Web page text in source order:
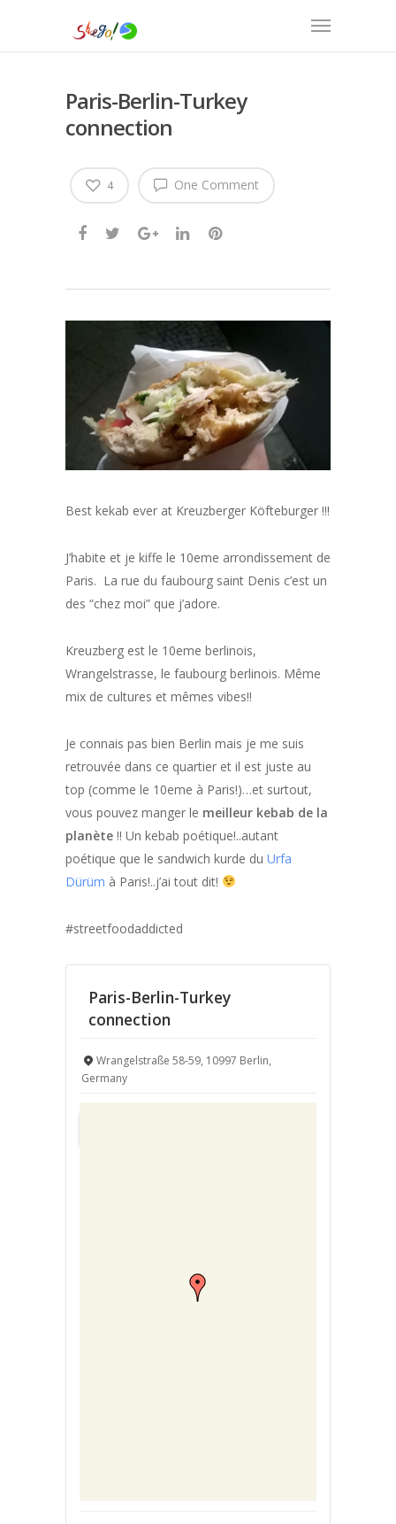
Paris-Berlin-Turkey
connection
One Comment
4
Best kekab ever at Kreuzberger Köfteburger !!!
J’habite et je kiffe le 10eme arrondissement de
Paris. La rue du faubourg saint Denis c’est un
des “chez moi” que j’adore.
Kreuzberg est le 10eme berlinois,
Wrangelstrasse, le faubourg berlinois. Même
mix de cultures et mêmes vibes!!
Je connais pas bien Berlin mais je me suis
retrouvée dans ce quartier et il est juste au
top (comme le 10eme à Paris!)…et surtout,
vous pouvez manger le meilleur kebab de la
planète !! Un kebab poétique!..autant
poétique que le sandwich kurde du Urfa
Dürüm à Paris!..j’ai tout dit!
#streetfoodaddicted
Paris-Berlin-Turkey
connection
Wrangelstraße 58-59, 10997 Berlin,
Germany